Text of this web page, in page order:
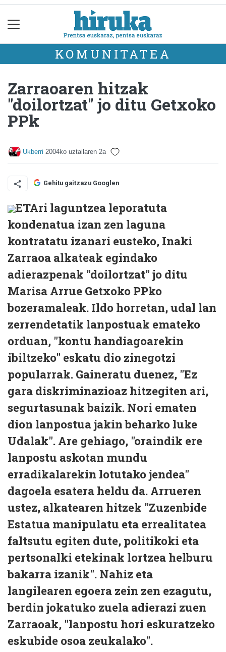
KOMUNITATEA
Zarraoaren hitzak
"doilortzat" jo ditu Getxoko
PPk
Ukberri 2004ko uztailaren 2a
Gehitu gaitzazu Googlen
ETAri laguntzea leporatuta
kondenatua izan zen laguna
kontratatu izanari eusteko, Inaki
Zarraoa alkateak egindako
adierazpenak "doilortzat" jo ditu
Marisa Arrue Getxoko PPko
bozeramaleak. Ildo horretan, udal lan
zerrendetatik lanpostuak emateko
orduan, "kontu handiagoarekin
ibiltzeko" eskatu dio zinegotzi
popularrak. Gaineratu duenez, "Ez
gara diskriminazioaz hitzegiten ari,
segurtasunak baizik. Nori ematen
dion lanpostua jakin beharko luke
Udalak". Are gehiago, "oraindik ere
lanpostu askotan mundu
erradikalarekin lotutako jendea"
dagoela esatera heldu da. Arrueren
ustez, alkatearen hitzek "Zuzenbide
Estatua manipulatu eta errealitatea
faltsutu egiten dute, politikoki eta
pertsonalki etekinak lortzea helburu
bakarra izanik". Nahiz eta
langilearen egoera zein zen ezagutu,
berdin jokatuko zuela adierazi zuen
Zarraoak, "lanpostu hori eskuratzeko
eskubide osoa zeukalako".